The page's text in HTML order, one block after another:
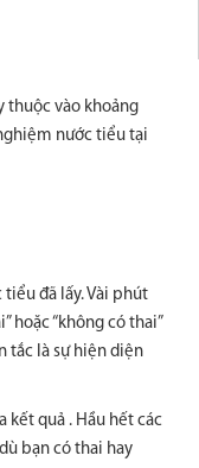
thuộc vào khoảng
nước tiểu tại
đã lấy. Vài phút
hoặc “không có thai”
tắc là sự hiện diện
quả . Hầu hết các
bạn có thai hay